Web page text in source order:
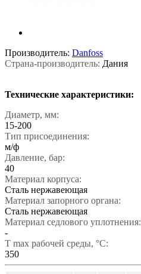
Производитель: Danfoss
Страна-производитель: Дания
Технические характеристики:
Диаметр, мм:
15-200
Тип присоединения:
м/ф
Давление, бар:
40
Материал корпуса:
Сталь нержавеющая
Материал запорного органа:
Сталь нержавеющая
Материал седлового уплотнения:
-
T max рабочей среды, °С:
350